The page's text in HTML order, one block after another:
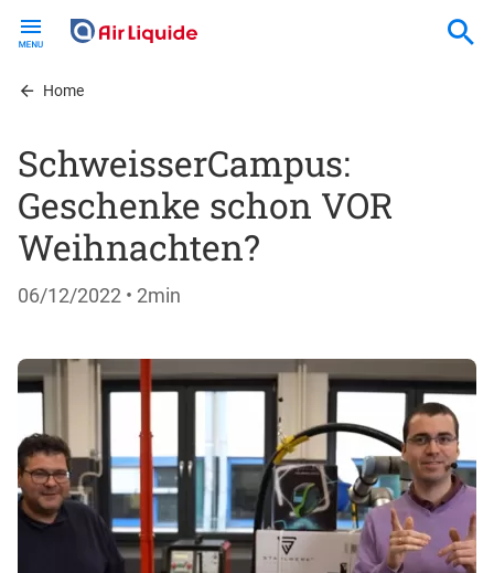
contentHome
SchweisserCampus:
Geschenke schon VOR
Weihnachten?
06/12/2022 • 2min